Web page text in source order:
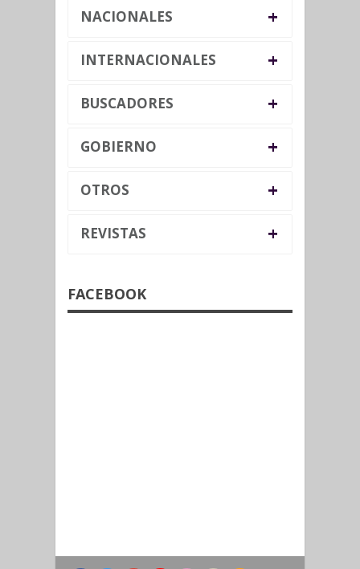
NACIONALES +
INTERNACIONALES +
BUSCADORES +
GOBIERNO +
OTROS +
REVISTAS +
FACEBOOK